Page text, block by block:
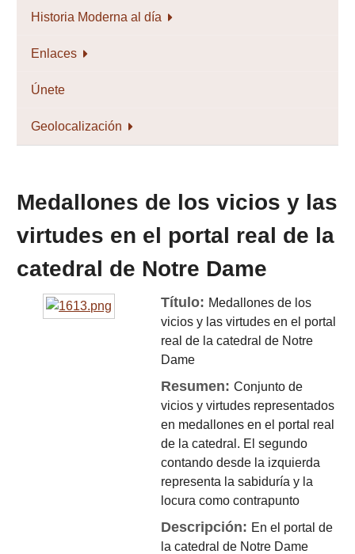
Historia Moderna al día
Enlaces
Únete
Geolocalización
Medallones de los vicios y las
virtudes en el portal real de la
catedral de Notre Dame
Título: Medallones de los
vicios y las virtudes en el portal
real de la catedral de Notre
Dame
Resumen:Conjunto de
vicios y virtudes representados
en medallones en el portal real
de la catedral. El segundo
contando desde la izquierda
representa la sabiduría y la
locura como contrapunto
Descripción: En el portal de
la catedral de Notre Dame